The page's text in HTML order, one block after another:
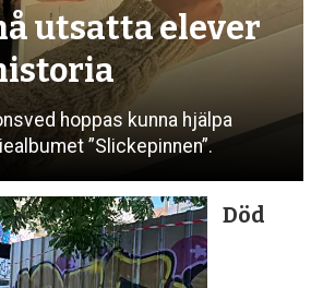
utsatta elever
hoppas kunna hjälpa
”Slickepinnen”.
Död